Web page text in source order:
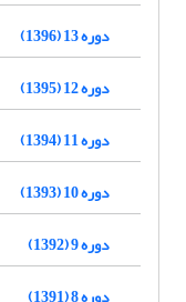
دوره 13 (1396)
دوره 12 (1395)
دوره 11 (1394)
دوره 10 (1393)
دوره 9 (1392)